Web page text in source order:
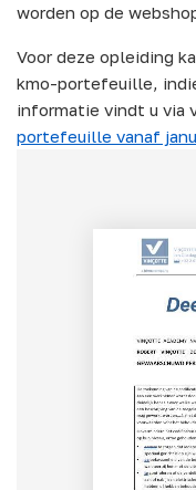
worden op de
Voor deze opleiding
kmo-portefeuille,
informatie vindt u via
portefeuille vanaf